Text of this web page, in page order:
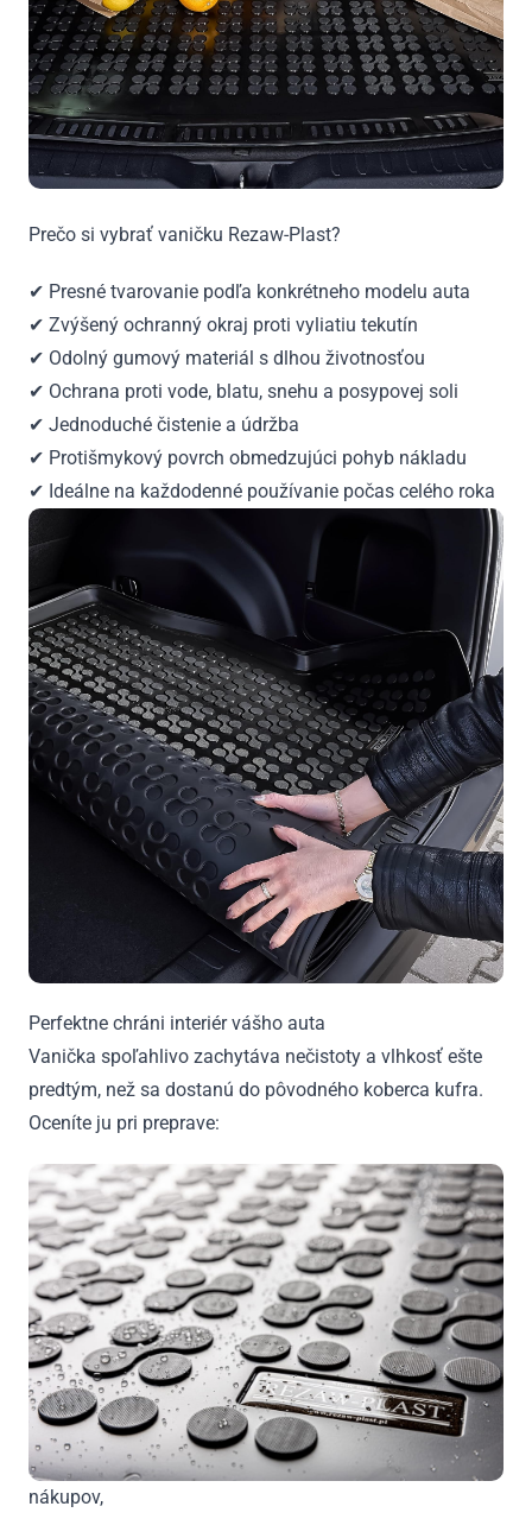
Prečo si vybrať vaničku Rezaw-Plast?
✔ Presné tvarovanie podľa konkrétneho modelu auta
✔ Zvýšený ochranný okraj proti vyliatiu tekutín
✔ Odolný gumový materiál s dlhou životnosťou
✔ Ochrana proti vode, blatu, snehu a posypovej soli
✔ Jednoduché čistenie a údržba
✔ Protišmykový povrch obmedzujúci pohyb nákladu
✔ Ideálne na každodenné používanie počas celého roka
Perfektne chráni interiér vášho auta
Vanička spoľahlivo zachytáva nečistoty a vlhkosť ešte
predtým, než sa dostanú do pôvodného koberca kufra.
Oceníte ju pri preprave:
nákupov,